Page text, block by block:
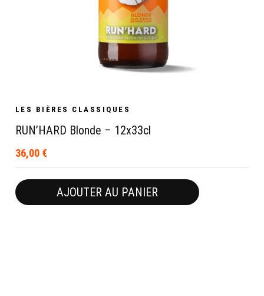
LES BIÈRES CLASSIQUES
RUN’HARD Blonde – 12x33cl
36,00 €
AJOUTER AU PANIER